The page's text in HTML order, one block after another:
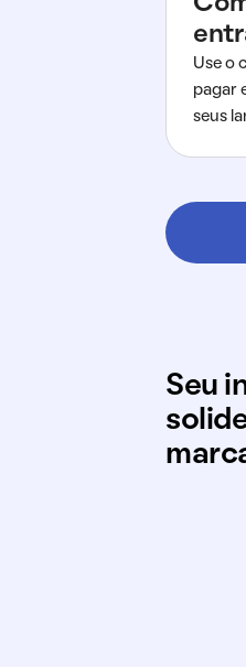
Use o
pagar
seus
Seu